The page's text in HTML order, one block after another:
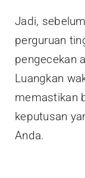
Jadi,
perguruan
pengecekan
Luangkan
memastikan
keputusan
Anda.